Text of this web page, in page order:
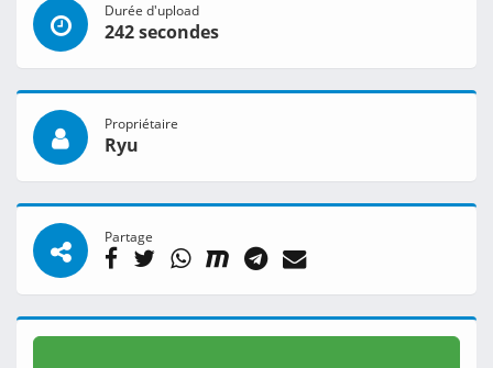
Durée d'upload
242 secondes
Propriétaire
Ryu
Partage